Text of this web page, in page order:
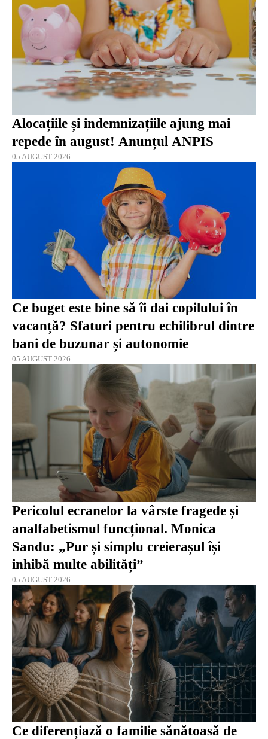
Alocațiile și indemnizațiile ajung mai
repede în august! Anunțul ANPIS
05 AUGUST 2026
Ce buget este bine să îi dai copilului în
vacanță? Sfaturi pentru echilibrul dintre
bani de buzunar și autonomie
05 AUGUST 2026
Pericolul ecranelor la vârste fragede și
analfabetismul funcțional. Monica
Sandu: „Pur și simplu creierașul își
inhibă multe abilități”
05 AUGUST 2026
Ce diferențiază o familie sănătoasă de